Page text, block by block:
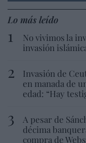
Lo más leído
No vivimos la
invasión
Invasión de
en manada de
edad: “Hay
A pesar de
décima
compra de